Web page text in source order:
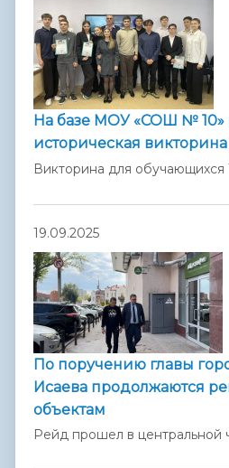
На базе МОУ «СОШ № 10»
историческая викторина
Викторина для обучающихся
19.09.2025
По поручению главы
Исаева продолжаются
объектам
Рейд прошел в центральной